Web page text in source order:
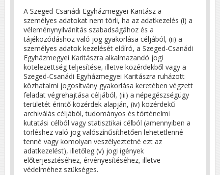
A Szeged-Csanádi Egyházmegyei Karitász a
személyes adatokat nem törli, ha az adatkezelés (i) a
véleménynyilvánítás szabadságához és a
tájékozódáshoz való jog gyakorlása céljából, (ii) a
személyes adatok kezelését előíró, a Szeged-Csanádi
Egyházmegyei Karitászra alkalmazandó jogi
kötelezettség teljesítése, illetve közérdekből vagy a
Szeged-Csanádi Egyházmegyei Karitászra ruházott
közhatalmi jogosítvány gyakorlása keretében végzett
feladat végrehajtása céljából, (iii) a népegészségügy
területét érintő közérdek alapján, (iv) közérdekű
archiválás céljából, tudományos és történelmi
kutatási célból vagy statisztikai célból (amennyiben a
törléshez való jog valószínűsíthetően lehetetlenné
tenné vagy komolyan veszélyeztetné ezt az
adatkezelést), illetőleg (v) jogi igények
előterjesztéséhez, érvényesítéséhez, illetve
védelméhez szükséges.